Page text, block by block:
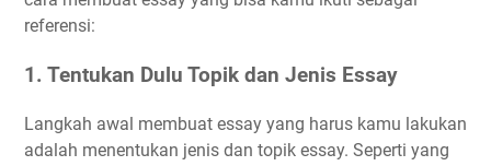
referensi:
1. Tentukan Dulu Topik dan Jenis Essay
Langkah awal membuat essay yang harus kamu lakukan
adalah menentukan jenis dan topik essay. Seperti yang